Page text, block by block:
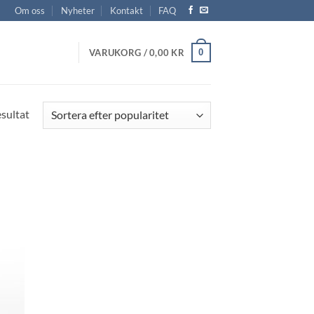
Om oss Nyheter Kontakt FAQ
VARUKORG /0,00 KR 0
Sortera
efter